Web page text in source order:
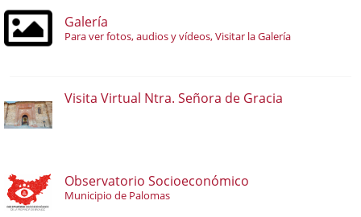
Galería
Para ver fotos, audios y vídeos, Visitar la Galería
Visita Virtual Ntra. Señora de Gracia
Observatorio Socioeconómico
Municipio de Palomas